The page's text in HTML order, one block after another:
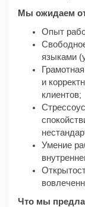
Мы ожидаем
Опыт
языками
и
клиентов;
Умение
Что мы